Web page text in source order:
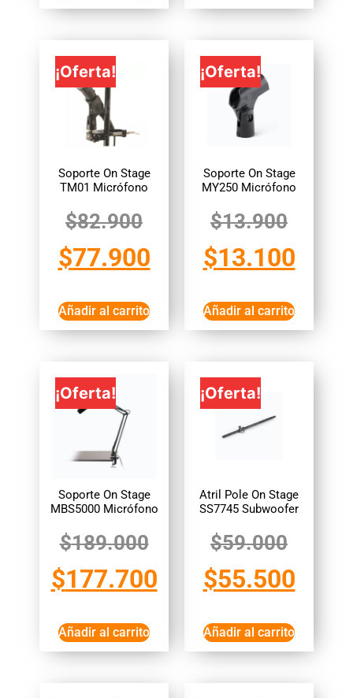
¡Oferta!
Soporte On Stage
TM01 Micrófono
$82.900
$77.900
Añadir al carrito
¡Oferta!
Soporte On Stage
MY250 Micrófono
$13.900
$13.100
Añadir al carrito
¡Oferta!
Soporte On Stage
MBS5000 Micrófono
$189.000
$177.700
Añadir al carrito
¡Oferta!
Atril Pole On Stage
SS7745 Subwoofer
$59.000
$55.500
Añadir al carrito